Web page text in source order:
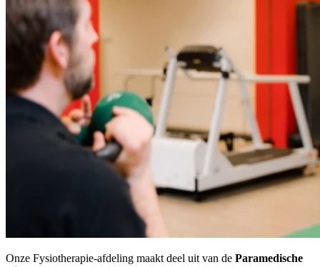
Onze Fysiotherapie-afdeling maakt deel uit van de Paramedische